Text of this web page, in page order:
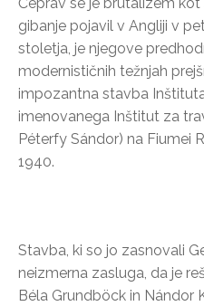
Čeprav se je brutalizem
gibanje pojavil v Angliji v
stoletja, je njegove
modernističnih težnjah
impozantna stavba
imenovanega Inštitut za
Péterfy Sándor) na Fiumei
1940.
Stavba, ki so jo zasnovali
neizmerna zasluga, da je
Béla Grundböck in Nándor